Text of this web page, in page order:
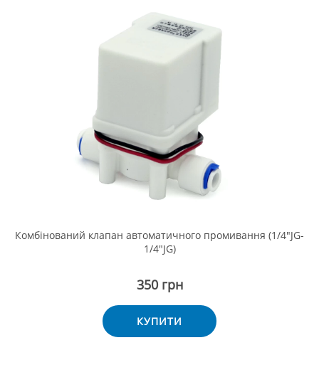
Комбінований клапан автоматичного промивання (1/4"JG-
1/4"JG)
350 грн
КУПИТИ